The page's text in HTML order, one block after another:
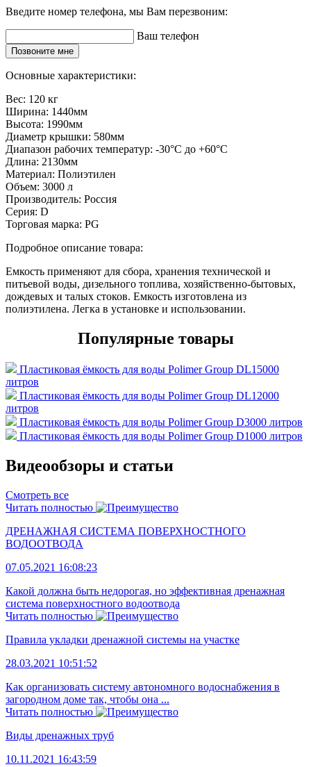
Введите номер телефона, мы Вам перезвоним:
Ваш телефон
Позвоните мне
Основные характеристики:
Вес: 120 кг
Ширина: 1440мм
Высота: 1990мм
Диаметр крышки: 580мм
Диапазон рабочих температур: -30°C до +60°C
Длина: 2130мм
Материал: Полиэтилен
Объем: 3000 л
Производитель: Россия
Серия: D
Торговая марка: PG
Подробное описание товара:
Емкость применяют для сбора, хранения технической и
питьевой воды, дизельного топлива, хозяйственно-бытовых,
дождевых и талых стоков. Емкость изготовлена из
полиэтилена. Легка в установке и использовании.
Популярные товары
Пластиковая ёмкость для воды Polimer Group DL15000
литров
Пластиковая ёмкость для воды Polimer Group DL12000
литров
Пластиковая ёмкость для воды Polimer Group D3000 литров
Пластиковая ёмкость для воды Polimer Group D1000 литров
Видеообзоры и статьи
Смотреть все
Читать полностью
ДРЕНАЖНАЯ СИСТЕМА ПОВЕРХНОСТНОГО
ВОДООТВОДА
07.05.2021 16:08:23
Какой должна быть недорогая, но эффективная дренажная
система поверхностного водоотвода
Читать полностью
Правила укладки дренажной системы на участке
28.03.2021 10:51:52
Как организовать систему автономного водоснабжения в
загородном доме так, чтобы она ...
Читать полностью
Виды дренажных труб
10.11.2021 16:43:59